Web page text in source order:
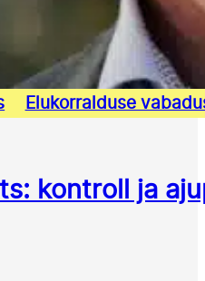
Elukorralduse
kontroll ja